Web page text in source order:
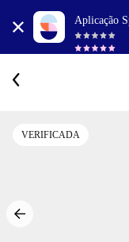
Aplicação
VERIFICADA